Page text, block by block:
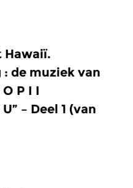
Hawaiï.
de muziek van
P I I
– Deel 1 (van